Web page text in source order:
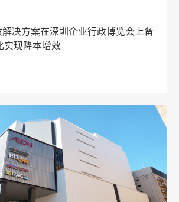
解决方案在深圳企业行政博览会上备
实现降本增效